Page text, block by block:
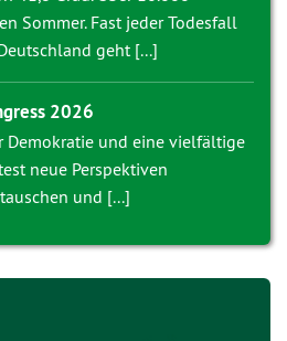
Sommer. Fast jeder Todesfall
geht [...]
2026
Demokratie und eine vielfältige
neue Perspektiven
und [...]